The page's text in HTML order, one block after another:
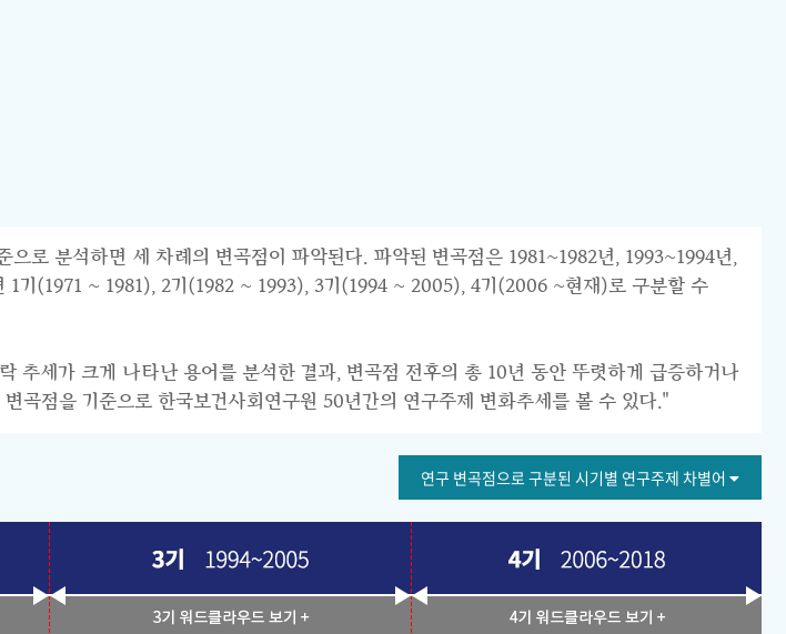
로 분석하면 세 차례의 변곡점이 파악된다. 파악된 변곡점은 1981~1982년, 1993~1994년,
기(1971 ~ 1981), 2기(1982 ~ 1993), 3기(1994 ~ 2005), 4기(2006 ~현재)로 구분할 수
추세가 크게 나타난 용어를 분석한 결과, 변곡점 전후의 총 10년 동안 뚜렷하게 급증하거나
곡점을 기준으로 한국보건사회연구원 50년간의 연구주제 변화추세를 볼 수 있다."
연구 변곡점으로 구분된 시기별 연구주제 차별어